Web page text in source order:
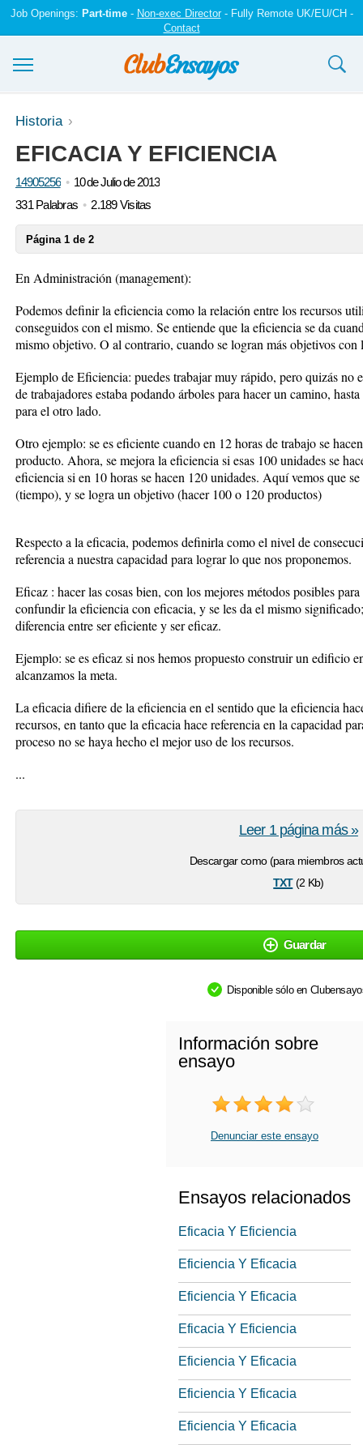
Job Openings: Part-time- Non-exec Director- Fully Remote UK/EU/CH -
Contact
Ensayos y trabajos
Registrarse
Iniciar sesión
Historia
EFICACIA Y EFICIENCIA
14905256
10 de Julio de 2013
331 Palabras
2.189 Visitas
Página 1 de 2
En Administración (management):
Podemos definir la eficiencia como la relación entre los recursos
conseguidos con el mismo. Se entiende que la eficiencia se da
mismo objetivo. O al contrario, cuando se logran más objetivos con
Ejemplo de Eficiencia: puedes trabajar muy rápido, pero quizás no
de trabajadores estaba podando árboles para hacer un camino,
para el otro lado.
Otro ejemplo: se es eficiente cuando en 12 horas de trabajo se
producto. Ahora, se mejora la eficiencia si esas 100 unidades se
eficiencia si en 10 horas se hacen 120 unidades. Aquí vemos que
(tiempo), y se logra un objetivo (hacer 100 o 120 productos)
Respecto a la eficacia, podemos definirla como el nivel de
referencia a nuestra capacidad para lograr lo que nos proponemos.
Eficaz : hacer las cosas bien, con los mejores métodos posibles
confundir la eficiencia con eficacia, y se les da el mismo
diferencia entre ser eficiente y ser eficaz.
Ejemplo: se es eficaz si nos hemos propuesto construir un edificio
alcanzamos la meta.
La eficacia difiere de la eficiencia en el sentido que la eficiencia
recursos, en tanto que la eficacia hace referencia en la capacidad
proceso no se haya hecho el mejor uso de los recursos.
...
Descargar como (para miembros
txt(2 Kb)
Leer 1 página más »
Guardar
Disponible sólo en
Información sobre
ensayo
Denunciar este ensayo
Ensayos relacionados
Eficacia Y Eficiencia
Eficiencia Y Eficacia
Eficiencia Y Eficacia
Eficacia Y Eficiencia
Eficiencia Y Eficacia
Eficiencia Y Eficacia
Eficiencia Y Eficacia